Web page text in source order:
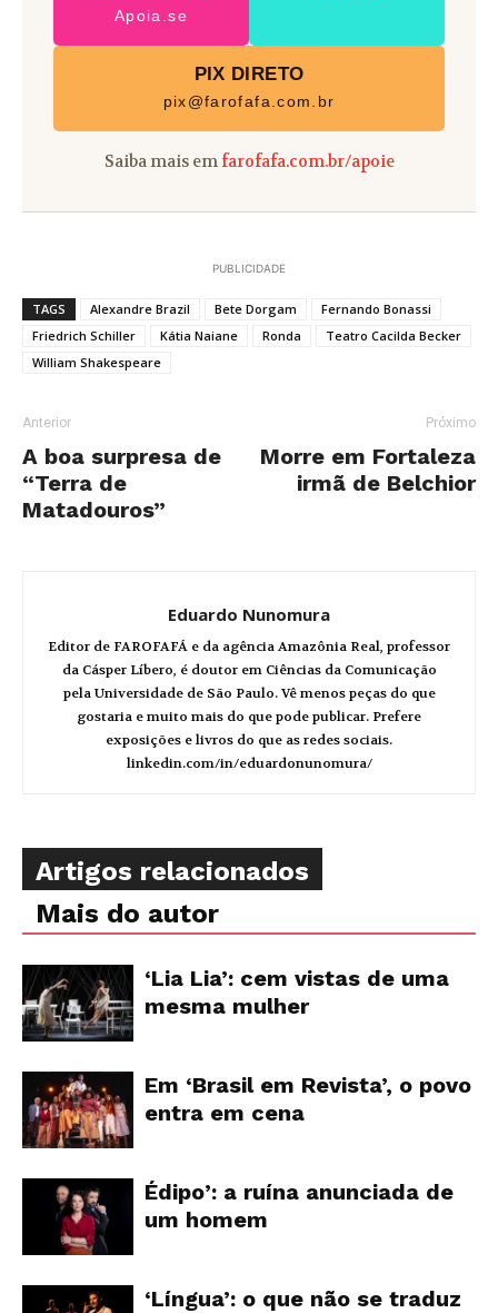
Apoia.se
PIX DIRETO
pix@farofafa.com.br
Saiba mais emfarofafa.com.br/apoie
PUBLICIDADE
TAGS Alexandre Brazil Bete Dorgam
Fernando Bonassi
Friedrich Schiller
Kátia Naiane Ronda
Teatro Cacilda Becker
William Shakespeare
Anterior
A boa surpresa de
“Terra de
Matadouros”
Próximo
Morre em Fortaleza
irmã de Belchior
Eduardo Nunomura
Editor de FAROFAFÁ e da agência Amazônia Real, professor
da Cásper Líbero, é doutor em Ciências da Comunicação
pela Universidade de São Paulo. Vê menos peças do que
gostaria e muito mais do que pode publicar. Prefere
exposições e livros do que as redes sociais.
linkedin.com/in/eduardonunomura/
Artigos relacionados
Mais do autor
‘Lia Lia’: cem vistas de uma
mesma mulher
Em ‘Brasil em Revista’, o povo
entra em cena
Édipo’: a ruína anunciada de
um homem
‘Língua’: o que não se traduz